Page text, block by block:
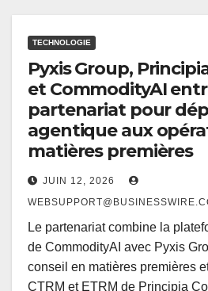
TECHNOLOGIE
Pyxis Group,
et CommodityAI
partenariat pour
agentique aux
matières premières
JUIN 12, 2026
Le partenariat combine la
de CommodityAI avec Pyxis
conseil en matières premières
CTRM et ETRM de Principia